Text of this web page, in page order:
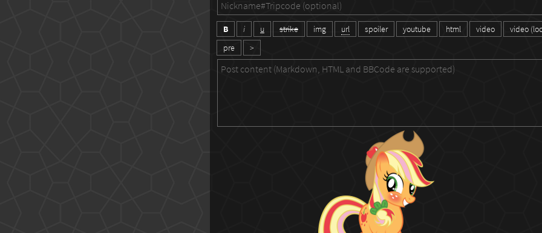
B i u strike img url spoiler youtube html video
video
pre
>